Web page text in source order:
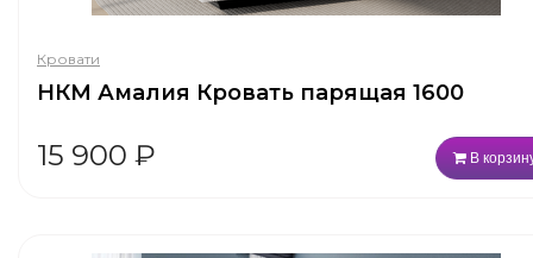
Кровати
НКМ Амалия Кровать парящая 1600
15 900 ₽ В